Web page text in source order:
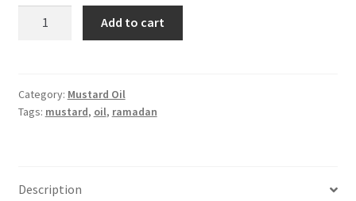
(ঘানি
ভাঙ্গা
quantity
Add to cart
Category: Mustard Oil
Tags: mustard, oil, ramadan
Description